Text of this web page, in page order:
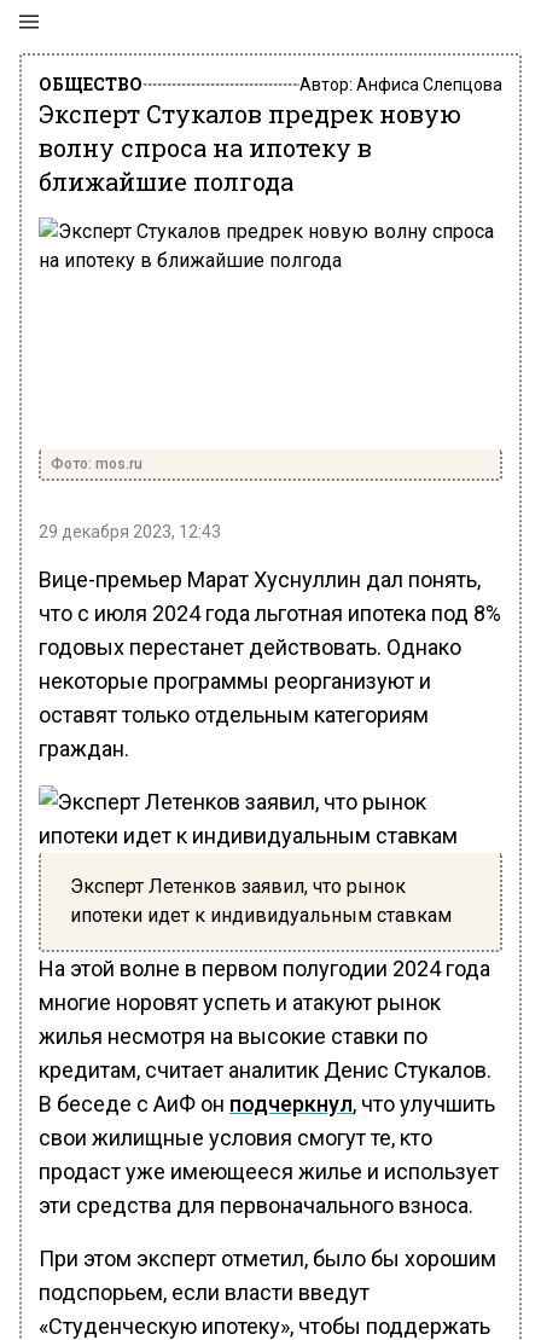
ОБЩЕСТВО Автор: Анфиса Слепцова
Эксперт Стукалов предрек новую
волну спроса на ипотеку в
ближайшие полгода
Фото: mos.ru
29 декабря 2023, 12:43
Вице-премьер Марат Хуснуллин дал понять,
что с июля 2024 года льготная ипотека под 8%
годовых перестанет действовать. Однако
некоторые программы реорганизуют и
оставят только отдельным категориям
граждан.
Эксперт Летенков заявил, что рынок
ипотеки идет к индивидуальным ставкам
На этой волне в первом полугодии 2024 года
многие норовят успеть и атакуют рынок
жилья несмотря на высокие ставки по
кредитам, считает аналитик Денис Стукалов.
В беседе с АиФ он подчеркнул, что улучшить
свои жилищные условия смогут те, кто
продаст уже имеющееся жилье и использует
эти средства для первоначального взноса.
При этом эксперт отметил, было бы хорошим
подспорьем, если власти введут
«Студенческую ипотеку», чтобы поддержать